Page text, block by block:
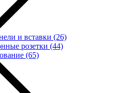
и вставки (26)
розетки (44)
(65)